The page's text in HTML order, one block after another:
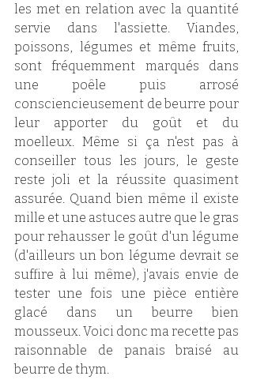
les met en relation avec la quantité
servie dans l'assiette. Viandes,
poissons, légumes et même fruits,
sont fréquemment marqués dans
une poêle puis arrosé
consciencieusement de beurre pour
leur apporter du goût et du
moelleux. Même si ça n'est pas à
conseiller tous les jours, le geste
reste joli et la réussite quasiment
assurée. Quand bien même il existe
mille et une astuces autre que le gras
pour rehausser le goût d'un légume
(d'ailleurs un bon légume devrait se
suffire à lui même), j'avais envie de
tester une fois une pièce entière
glacé dans un beurre bien
mousseux. Voici donc ma recette pas
raisonnable de panais braisé au
beurre de thym.